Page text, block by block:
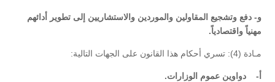
‌و- دفع وتشجيع المقاولين والموردين والاستشاريين إلى تطوير أدائهم
مهنياً واقتصادياً.
مـادة (4): تسري أحكام هذا القانون على الجهات التالية:
‌أ- دواوين عموم الوزارات.